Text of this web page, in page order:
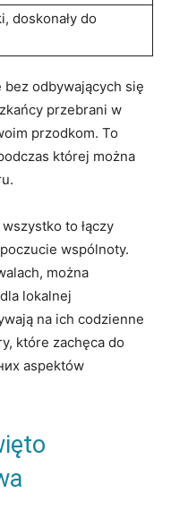
doskonały do
bez odbywających się
przebrani w
przodkom. To
której​ można
⁤to łączy
wspólnoty.
można
lokalnej
na ich⁣ codzienne
które zachęca ​do
aspektów